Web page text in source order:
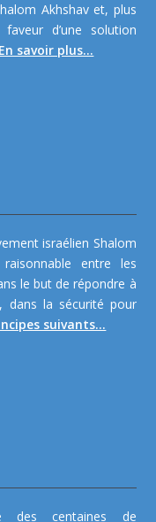
Akhshav et, plus
d’une solution
En savoir plus...
israélien Shalom
entre les
le but de répondre à
dans la sécurité pour
suivants...
des centaines de